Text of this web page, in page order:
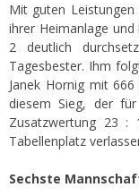
Mit guten
ihrer Heimanlage
2 deutlich
Tagesbester. Ihm
Janek Hornig mit
diesem Sieg, der
Zusatzwertung 23 :
Tabellenplatz
Sechste